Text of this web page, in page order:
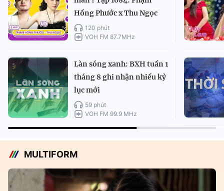
Hồng Phước x Thu Ngọc
120 phút
VOH FM 87.7MHz
Làn sóng xanh: BXH tuần 1
tháng 8 ghi nhận nhiều kỷ
lục mới
59 phút
VOH FM 99.9 MHz
MULTIFORM